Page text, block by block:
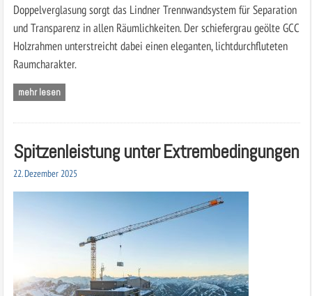
Doppelverglasung sorgt das Lindner Trennwandsystem für Separation
und Transparenz in allen Räumlichkeiten. Der schiefergrau geölte GCC
Holzrahmen unterstreicht dabei einen eleganten, lichtdurchfluteten
Raumcharakter.
mehr lesen
Spitzenleistung unter Extrembedingungen
22. Dezember 2025